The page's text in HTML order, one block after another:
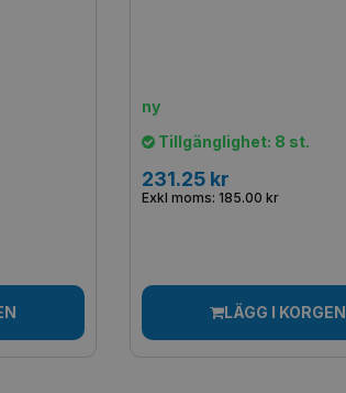
ny
Tillgänglighet: 8 st.
231.25 kr
Exkl moms: 185.00 kr
LÄGG I KORGEN